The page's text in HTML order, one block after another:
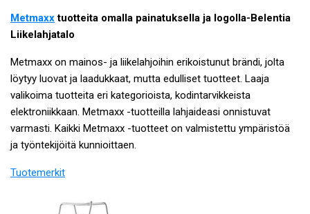
Metmaxxtuotteita omalla painatuksella ja logolla-Belentia
Liikelahjatalo
Metmaxx on mainos- ja liikelahjoihin erikoistunut brändi, jolta
löytyy luovat ja laadukkaat, mutta edulliset tuotteet. Laaja
valikoima tuotteita eri kategorioista, kodintarvikkeista
elektroniikkaan. Metmaxx -tuotteilla lahjaideasi onnistuvat
varmasti. Kaikki Metmaxx -tuotteet on valmistettu ympäristöä
ja työntekijöitä kunnioittaen.
Tuotemerkit